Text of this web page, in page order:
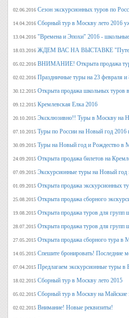
02.06.2016 Сезон экскурсионных туров по
14.04.2016 Сборный тур в Москву лето 2016
13.04.2016 "Времена и Эпохи" 2016 - школьные
18.03.2016 ЖДЕМ ВАС НА ВЫСТАВКЕ
05.02.2016 ВНИМАНИЕ! Открыта продажа
02.02.2016 Праздничные туры на 23 февраля и
30.12.2015 Открыта продажа школьных туров
09.12.2015 Кремлевская Елка 2016
20.10.2015 Эксклюзивно!! Туры в Москву на
07.10.2015 Туры по России на Новый год 2016
30.09.2015 Туры на Новый год и Рождество в
24.09.2015 Открыта продажа билетов на
07.09.2015 Экскурсионные туры на Новый год
01.09.2015 Открыта продажа экскурсионных
25.08.2015 Открыта продажа сборного
19.08.2015 Открыта продажа туров для групп
28.07.2015 Открыта продажа туров для групп
27.05.2015 Открыта продажа сборного тура в
14.05.2015 Спешите бронировать! Последние
07.04.2015 Предлагаем экскурсионные туры в
18.02.2015 Сборный тур в Москву лето 2015
05.02.2015 Сборный тур в Москву на Майские
02.02.2015 Внимание! Новые реквизиты!